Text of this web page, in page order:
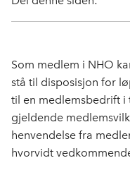
Som medlem i NHO
stå til disposisjon for
til en medlemsbedrift i
gjeldende
henvendelse fra
hvorvidt